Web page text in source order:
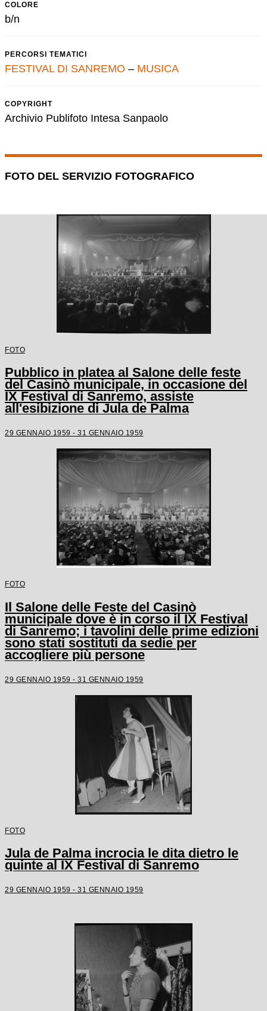
COLORE
b/n
PERCORSI TEMATICI
FESTIVAL DI SANREMO – MUSICA
COPYRIGHT
Archivio Publifoto Intesa Sanpaolo
FOTO DEL SERVIZIO FOTOGRAFICO
FOTO
Pubblico in platea al Salone delle feste
del Casinò municipale, in occasione del
IX Festival di Sanremo, assiste
all'esibizione di Jula de Palma
29 GENNAIO 1959 - 31 GENNAIO 1959
FOTO
Il Salone delle Feste del Casinò
municipale dove è in corso il IX Festival
di Sanremo; i tavolini delle prime edizioni
sono stati sostituti da sedie per
accogliere più persone
29 GENNAIO 1959 - 31 GENNAIO 1959
FOTO
Jula de Palma incrocia le dita dietro le
quinte al IX Festival di Sanremo
29 GENNAIO 1959 - 31 GENNAIO 1959